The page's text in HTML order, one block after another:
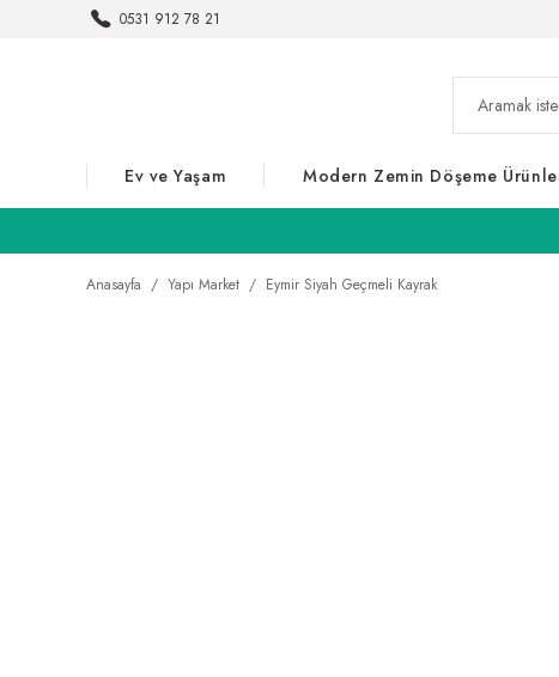
0531 912 78 21
Ev ve Yaşam Modern Zemin Döşeme
Anasayfa Yapı Market Eymir Siyah Geçmeli Kayrak